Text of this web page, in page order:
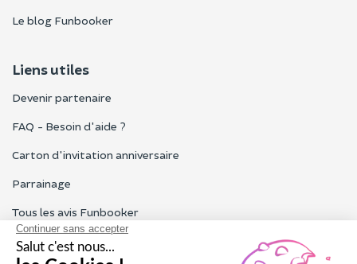
Le blog Funbooker
Liens utiles
Devenir partenaire
FAQ - Besoin d'aide ?
Carton d'invitation anniversaire
Parrainage
Tous les avis Funbooker